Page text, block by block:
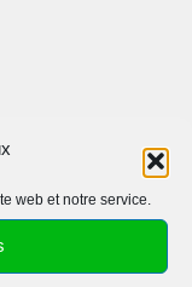
web et notre service.